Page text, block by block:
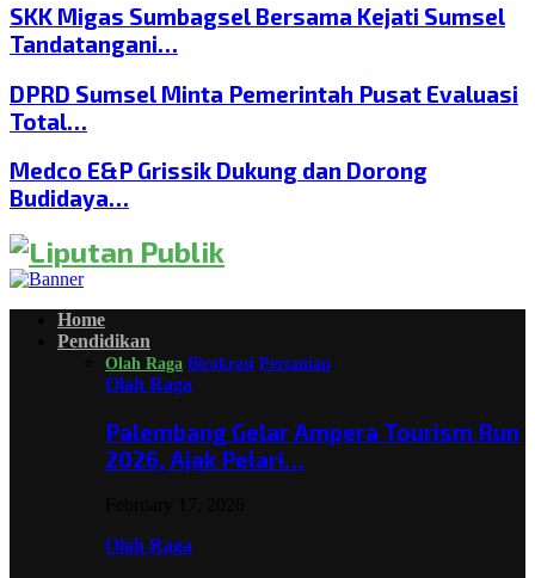
SKK Migas Sumbagsel Bersama Kejati Sumsel
Tandatangani…
DPRD Sumsel Minta Pemerintah Pusat Evaluasi
Total…
Medco E&P Grissik Dukung dan Dorong
Budidaya…
Home
Pendidikan
Olah Raga Birokrasi Pertanian
Olah Raga
Palembang Gelar Ampera Tourism Run
2026, Ajak Pelari…
Olah Raga